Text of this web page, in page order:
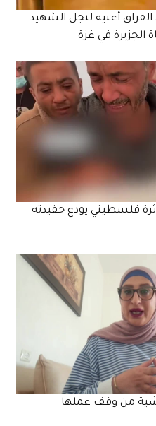
أغنية لنجل الشهيد
الجزيرة في غزة
فلسطيني يودع حفيدته
من وقف عملها